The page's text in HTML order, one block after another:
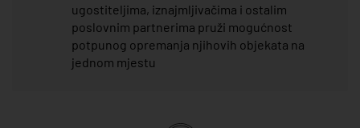
ugostiteljima, iznajmljivačima i ostalim
poslovnim partnerima pruži mogućnost
potpunog opremanja njihovih objekata na
jednom mjestu